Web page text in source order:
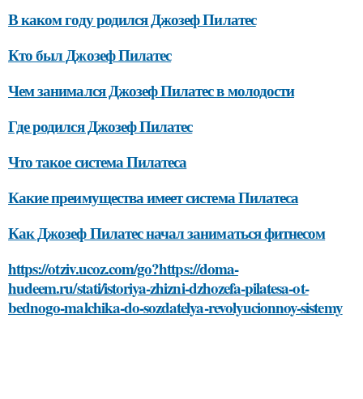
В каком году родился Джозеф Пилатес
Кто был Джозеф Пилатес
Чем занимался Джозеф Пилатес в молодости
Где родился Джозеф Пилатес
Что такое система Пилатеса
Какие преимущества имеет система Пилатеса
Как Джозеф Пилатес начал заниматься фитнесом
https://otziv.ucoz.com/go?https://doma-
hudeem.ru/stati/istoriya-zhizni-dzhozefa-pilatesa-ot-
bednogo-malchika-do-sozdatelya-revolyucionnoy-sistemy